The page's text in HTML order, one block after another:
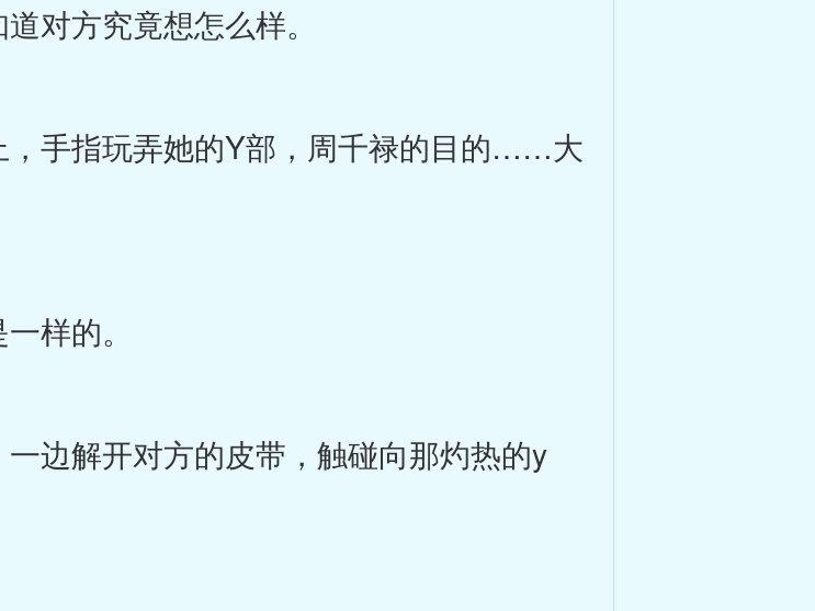
对方究竟想怎么样。
手指玩弄她的Y部，周千禄的目的……大
样的。
边解开对方的皮带，触碰向那灼热的y